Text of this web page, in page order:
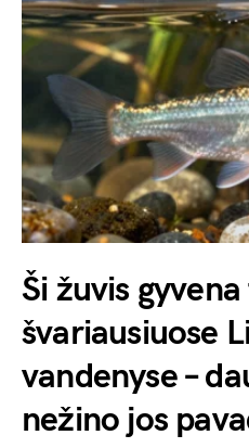
Ši žuvis
švariausiuose
vandenyse –
nežino jos